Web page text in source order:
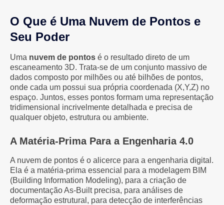
O Que é Uma Nuvem de Pontos e
Seu Poder
Uma nuvem de pontos é o resultado direto de um
escaneamento 3D. Trata-se de um conjunto massivo de
dados composto por milhões ou até bilhões de pontos,
onde cada um possui sua própria coordenada (X,Y,Z) no
espaço. Juntos, esses pontos formam uma representação
tridimensional incrivelmente detalhada e precisa de
qualquer objeto, estrutura ou ambiente.
A Matéria-Prima Para a Engenharia 4.0
A nuvem de pontos é o alicerce para a engenharia digital.
Ela é a matéria-prima essencial para a modelagem BIM
(Building Information Modeling), para a criação de
documentação As-Built precisa, para análises de
deformação estrutural, para detecção de interferências